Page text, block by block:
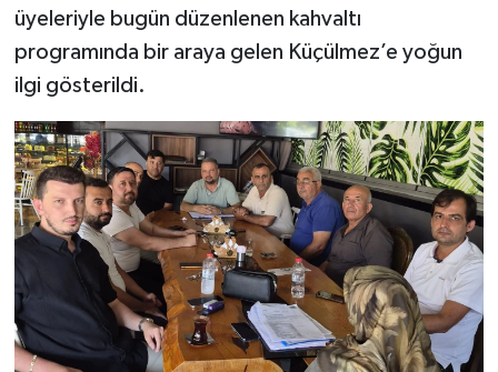
üyeleriyle bugün düzenlenen kahvaltı
programında bir araya gelen Küçülmez’e yoğun
ilgi gösterildi.